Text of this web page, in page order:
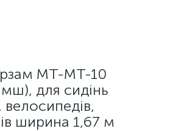
MT-MT-10
для сидінь
ширина 1,67 м